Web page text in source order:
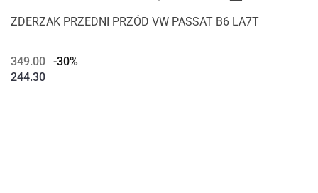
ZDERZAK PRZEDNI PRZÓD VW PASSAT B6 LA7T
349.00 -30%
244.30